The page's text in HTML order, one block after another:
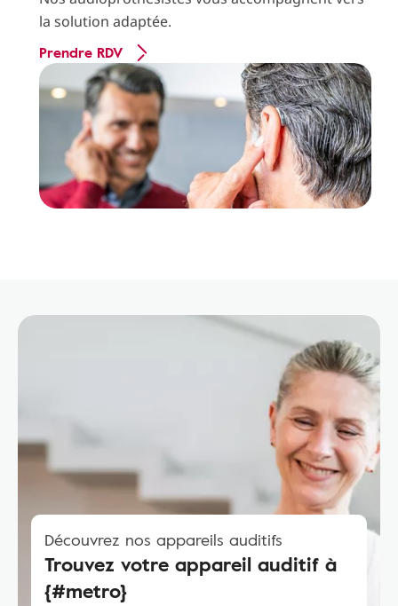
la solution adaptée.
Prendre RDV
Découvrez nos appareils auditifs
Trouvez votre appareil auditif à
{#metro}